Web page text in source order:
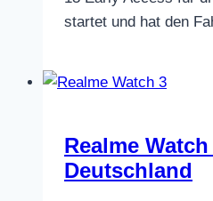
startet und hat den
Realme
Deutschland